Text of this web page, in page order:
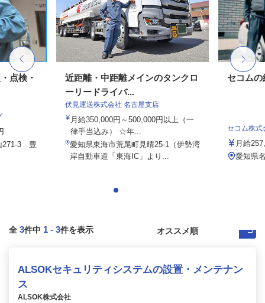
点検・
271-3 豊
近距離・中距離メインのタンクロ
ーリードライバ...
伏見運送株式会社 名古屋支店
月給350,000円～500,000円以上（一
律手当込み） ☆年...
愛知県東海市荒尾町見晴25-1（伊勢湾
岸自動車道「東海IC」より...
セコムの
セコム株式
月給
愛知県
全 3件中 1 - 3件を表示
ALSOKセキュリティシステムの設置・メンテナン
ス
ALSOK株式会社